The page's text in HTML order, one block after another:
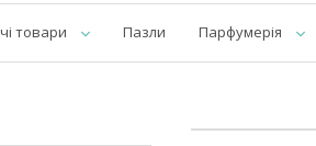
товари Пазли Парфумерія